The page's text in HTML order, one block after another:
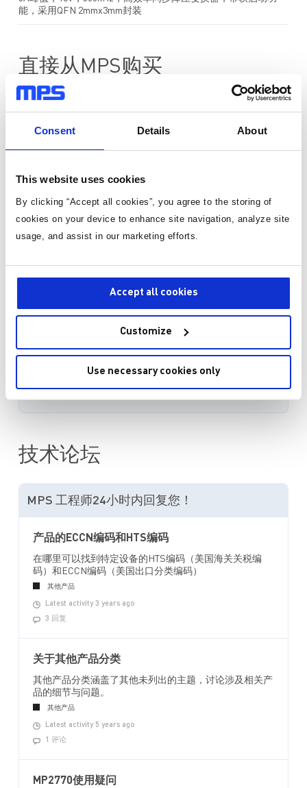
Consent Details About
This website uses cookies
By clicking “Accept all cookies”, you agree to the storing of
cookies on your device to enhance site navigation, analyze site
usage, and assist in our marketing efforts.
Accept all cookies
Customize
Use necessary cookies only
能，采用QFN 2mmx3mm封装
直接从MPS购买
标准定价
数量
¥169.75
有货
3-10个工作日内到货。 每单运费仅为 5 美元。
技术论坛
MPS 工程师24小时内回复您！
产品的ECCN编码和HTS编码
在哪里可以找到特定设备的HTS编码（美国海关关税编
码）和ECCN编码（美国出口分类编码）
其他产品
Latest activity 3 years ago
3 回复
关于其他产品分类
其他产品分类涵盖了其他未列出的主题，讨论涉及相关产
品的细节与问题。
其他产品
Latest activity 5 years ago
1 评论
MP2770使用疑问